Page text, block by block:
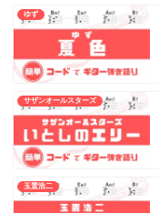
ゆず
サザンオールスターズ
玉置浩二